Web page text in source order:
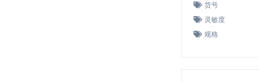
货号
灵敏度
规格